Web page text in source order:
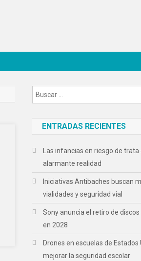
ENTRADAS RECIENTES
Las infancias en riesgo de trata
alarmante realidad
Iniciativas Antibaches buscan
vialidades y seguridad vial
Sony anuncia el retiro de
en 2028
Drones en escuelas de Estados
mejorar la seguridad escolar